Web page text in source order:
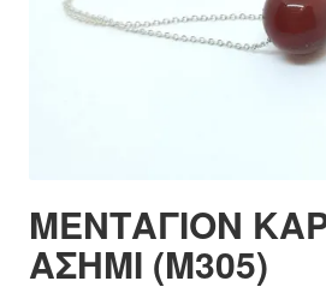
ΜΕΝΤΑΓΙΟΝ
ΑΣΗΜΙ (M305)